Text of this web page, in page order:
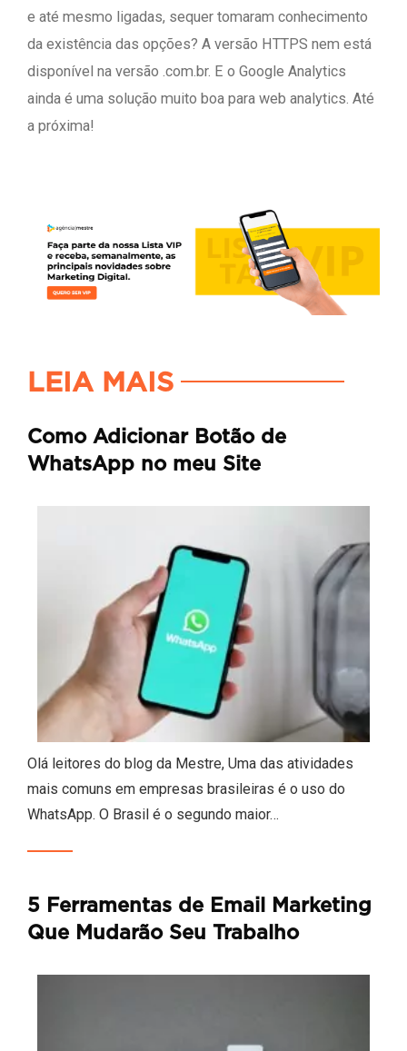
e até mesmo ligadas, sequer tomaram conhecimento
da existência das opções? A versão HTTPS nem está
disponível na versão .com.br. E o Google Analytics
ainda é uma solução muito boa para web analytics. Até
a próxima!
LEIA MAIS
Como Adicionar Botão de
WhatsApp no meu Site
Olá leitores do blog da Mestre, Uma das atividades
mais comuns em empresas brasileiras é o uso do
WhatsApp. O Brasil é o segundo maior…
5 Ferramentas de Email Marketing
Que Mudarão Seu Trabalho